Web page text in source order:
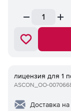
лицензия для 1
ASCON_ОО-
Доставка